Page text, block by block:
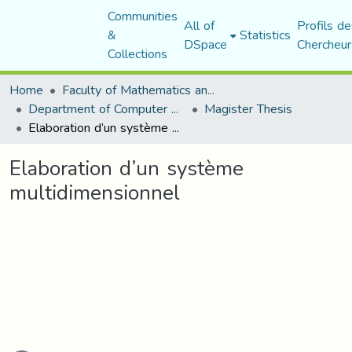
Communities
&
Collections
All of
DSpace Statistics Profils
Home
Faculty of Mathematics and Computer Science
Department of Computer Science Magister Thesis
Elaboration d’un système multidimensionnel
Elaboration d’un système
multidimensionnel